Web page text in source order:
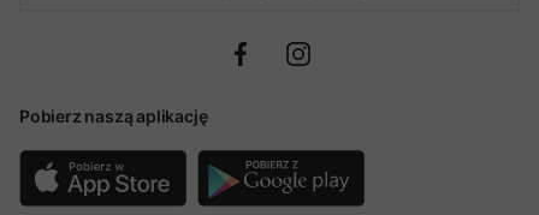
Pobierz naszą aplikację